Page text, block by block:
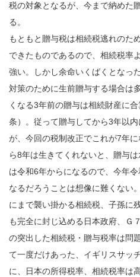
税の対象となるが、今まで納めた
る。
もともと贈与税は相続税逃れのた
できたものであるので、相続税率
強い。しかし余命いくばくとなっ
対策のために生前贈与する場合は
くなる3年前の贈与は相続財産に
条）。従って贈与してから3年以
が、今回の税制改正でこれが7年
ら8年は生きてくれないと、贈与
は令和6年からになるので、今年
なるだろうことは想像に難くない
にまで襲い掛かる相続税、子孫に
も完全に封じ込める日本政府、Ｇ
の突出した相続税・贈与税率は問
て一度だけあった、イギリスサッ
に、日本の所得税率、相続税率は